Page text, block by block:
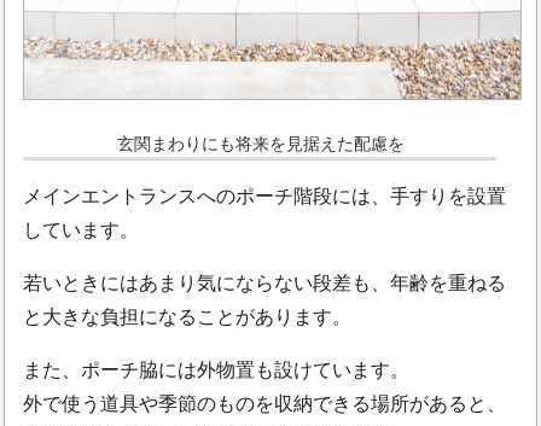
玄関まわりにも将来を見据えた配慮を
メインエントランスへのポーチ階段には、手すりを設置
しています。
若いときにはあまり気にならない段差も、年齢を重ねる
と大きな負担になることがあります。
また、ポーチ脇には外物置も設けています。
外で使う道具や季節のものを収納できる場所があると、